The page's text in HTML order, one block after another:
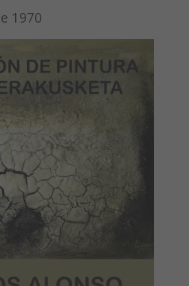
1970